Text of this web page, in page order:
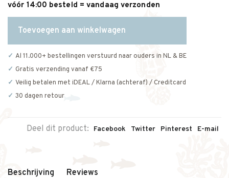
vóór 14:00 besteld = vandaag verzonden
Toevoegen aan winkelwagen
Al 11.000+ bestellingen verstuurd naar ouders in NL & BE
Gratis verzending vanaf €75
Veilig betalen met iDEAL / Klarna (achteraf) / Creditcard
30 dagen retour
Deel dit product: Facebook Twitter Pinterest E-mail
Beschrijving Reviews